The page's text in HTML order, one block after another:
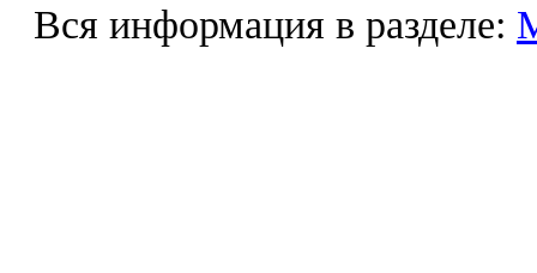
Вся информация в разделе: